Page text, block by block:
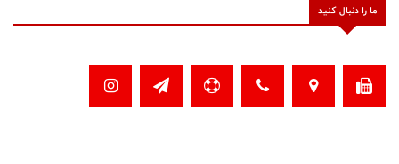
ما را دنبال کنید